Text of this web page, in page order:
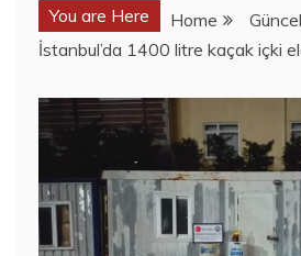
You are Here Home
Güncel
İstanbul’da 1400 litre kaçak içki